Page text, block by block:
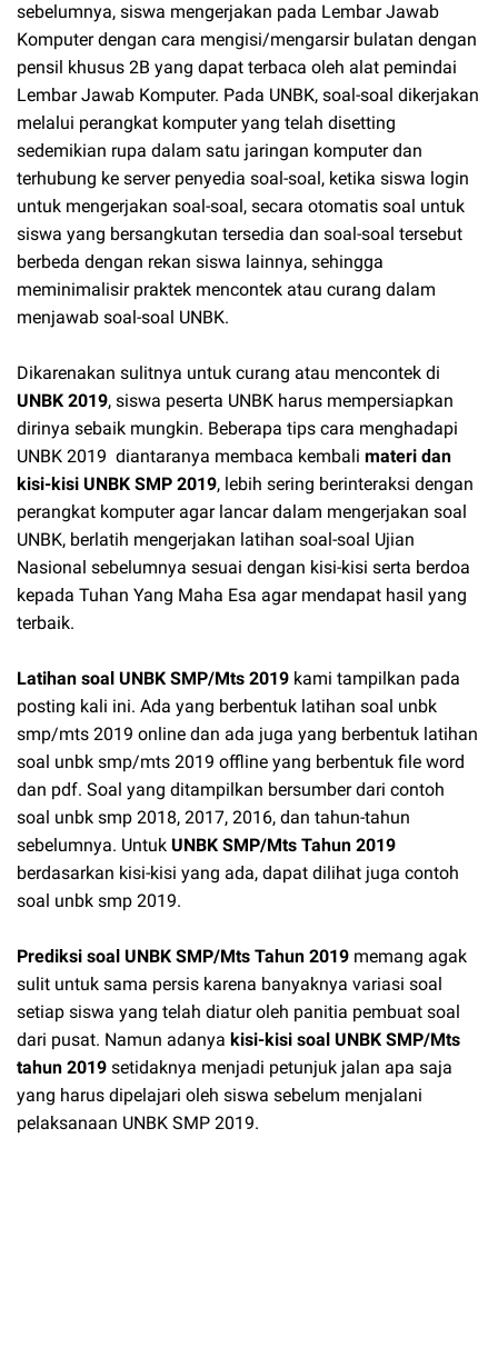
sebelumnya, siswa mengerjakan pada Lembar Jawab
Komputer dengan cara mengisi/mengarsir bulatan dengan
pensil khusus 2B yang dapat terbaca oleh alat pemindai
Lembar Jawab Komputer. Pada UNBK, soal-soal dikerjakan
melalui perangkat komputer yang telah disetting
sedemikian rupa dalam satu jaringan komputer dan
terhubung ke server penyedia soal-soal, ketika siswa login
untuk mengerjakan soal-soal, secara otomatis soal untuk
siswa yang bersangkutan tersedia dan soal-soal tersebut
berbeda dengan rekan siswa lainnya, sehingga
meminimalisir praktek mencontek atau curang dalam
menjawab soal-soal UNBK.
Dikarenakan sulitnya untuk curang atau mencontek di
UNBK 2019, siswa peserta UNBK harus mempersiapkan
dirinya sebaik mungkin. Beberapa tips cara menghadapi
UNBK 2019 diantaranya membaca kembali materi dan
kisi-kisi UNBK SMP 2019, lebih sering berinteraksi dengan
perangkat komputer agar lancar dalam mengerjakan soal
UNBK, berlatih mengerjakan latihan soal-soal Ujian
Nasional sebelumnya sesuai dengan kisi-kisi serta berdoa
kepada Tuhan Yang Maha Esa agar mendapat hasil yang
terbaik.
Latihan soal UNBK SMP/Mts 2019 kami tampilkan pada
posting kali ini. Ada yang berbentuk latihan soal unbk
smp/mts 2019 online dan ada juga yang berbentuk latihan
soal unbk smp/mts 2019 offline yang berbentuk file word
dan pdf. Soal yang ditampilkan bersumber dari contoh
soal unbk smp 2018, 2017, 2016, dan tahun-tahun
sebelumnya. Untuk UNBK SMP/Mts Tahun 2019
berdasarkan kisi-kisi yang ada, dapat dilihat juga contoh
soal unbk smp 2019.
Prediksi soal UNBK SMP/Mts Tahun 2019 memang agak
sulit untuk sama persis karena banyaknya variasi soal
setiap siswa yang telah diatur oleh panitia pembuat soal
dari pusat. Namun adanya kisi-kisi soal UNBK SMP/Mts
tahun 2019 setidaknya menjadi petunjuk jalan apa saja
yang harus dipelajari oleh siswa sebelum menjalani
pelaksanaan UNBK SMP 2019.